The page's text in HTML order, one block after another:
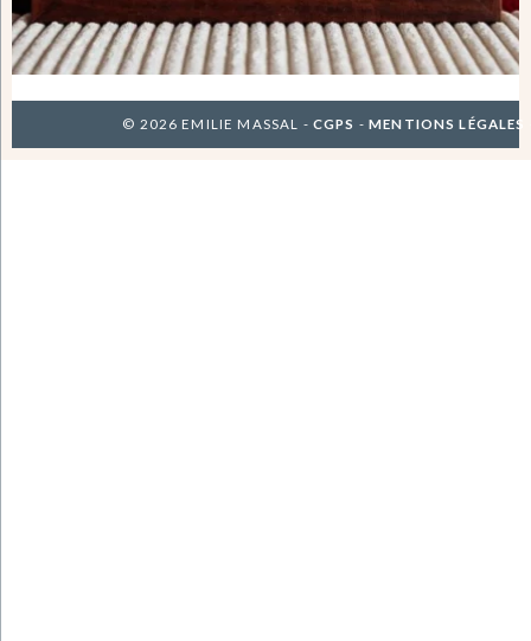
© 2026 EMILIE MASSAL - CGPS -MENTIONS LÉGALES